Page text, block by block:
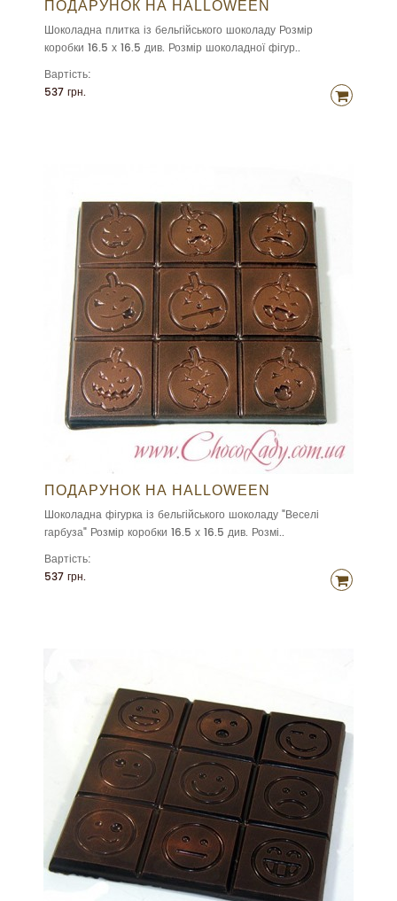
ПОДАРУНОК НА HALLOWEEN
Шоколадна плитка із бельгійського шоколаду Розмір
коробки 16.5 х 16.5 див. Розмір шоколадної фігур..
Вартість:
537 грн.
ПОДАРУНОК НА HALLOWEEN
Шоколадна фігурка із бельгійського шоколаду "Веселі
гарбуза" Розмір коробки 16.5 х 16.5 див. Розмі..
Вартість:
537 грн.